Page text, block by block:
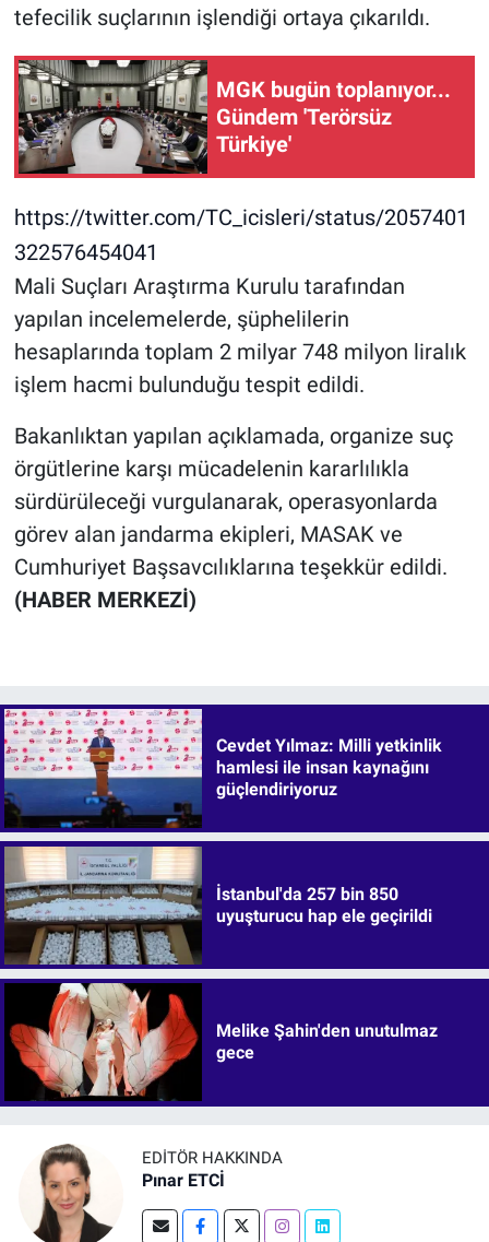
tefecilik suçlarının işlendiği ortaya çıkarıldı.
MGK bugün toplanıyor...
Gündem 'Terörsüz
Türkiye'
https://twitter.com/TC_icisleri/status/2057401
322576454041
Mali Suçları Araştırma Kurulu tarafından
yapılan incelemelerde, şüphelilerin
hesaplarında toplam 2 milyar 748 milyon liralık
işlem hacmi bulunduğu tespit edildi.
Bakanlıktan yapılan açıklamada, organize suç
örgütlerine karşı mücadelenin kararlılıkla
sürdürüleceği vurgulanarak, operasyonlarda
görev alan jandarma ekipleri, MASAK ve
Cumhuriyet Başsavcılıklarına teşekkür edildi.
(HABER MERKEZİ)
Cevdet Yılmaz: Milli yetkinlik
hamlesi ile insan kaynağını
güçlendiriyoruz
İstanbul'da 257 bin 850
uyuşturucu hap ele geçirildi
Melike Şahin'den unutulmaz
gece
EDITÖR HAKKINDA
Pınar ETCİ